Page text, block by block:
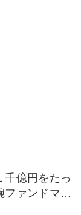
千億円をたっ
ファンドマ